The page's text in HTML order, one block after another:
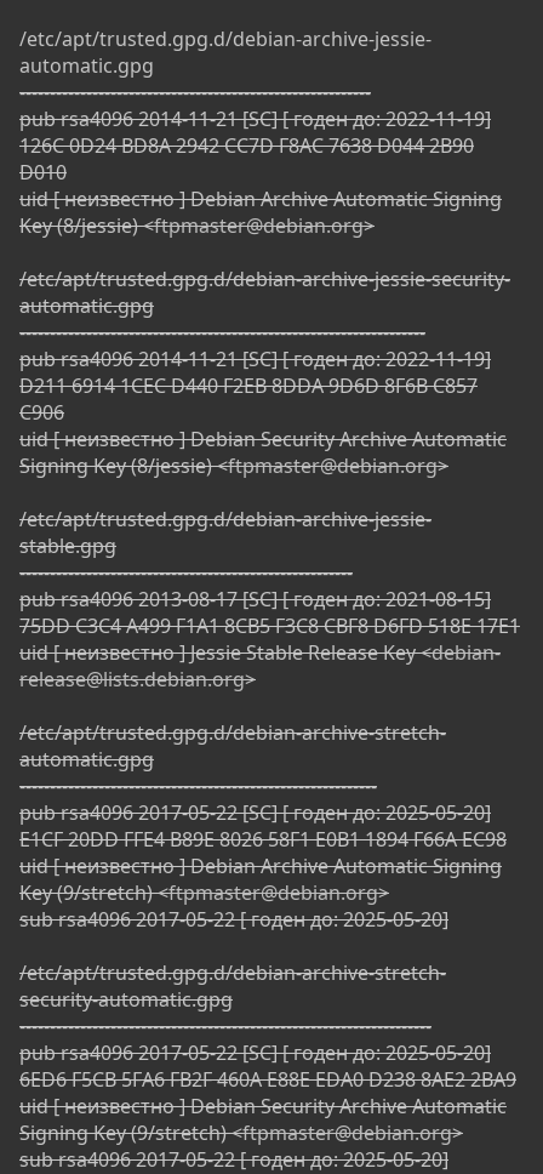
/etc/apt/trusted.gpg.d/debian-archive-jessie-
automatic.gpg
----------------------------------------------------------
pub rsa4096 2014-11-21 [SC] [ годен до: 2022-11-19]
126C 0D24 BD8A 2942 CC7D F8AC 7638 D044 2B90
D010
uid [ неизвестно ] Debian Archive Automatic Signing
Key (8/jessie) <ftpmaster@debian.org>
/etc/apt/trusted.gpg.d/debian-archive-jessie-security-
automatic.gpg
-------------------------------------------------------------------
pub rsa4096 2014-11-21 [SC] [ годен до: 2022-11-19]
D211 6914 1CEC D440 F2EB 8DDA 9D6D 8F6B C857
C906
uid [ неизвестно ] Debian Security Archive Automatic
Signing Key (8/jessie) <ftpmaster@debian.org>
/etc/apt/trusted.gpg.d/debian-archive-jessie-
stable.gpg
-------------------------------------------------------
pub rsa4096 2013-08-17 [SC] [ годен до: 2021-08-15]
75DD C3C4 A499 F1A1 8CB5 F3C8 CBF8 D6FD 518E 17E1
uid [ неизвестно ] Jessie Stable Release Key <debian-
release@lists.debian.org>
/etc/apt/trusted.gpg.d/debian-archive-stretch-
automatic.gpg
-----------------------------------------------------------
pub rsa4096 2017-05-22 [SC] [ годен до: 2025-05-20]
E1CF 20DD FFE4 B89E 8026 58F1 E0B1 1894 F66A EC98
uid [ неизвестно ] Debian Archive Automatic Signing
Key (9/stretch) <ftpmaster@debian.org>
sub rsa4096 2017-05-22 [ годен до: 2025-05-20]
/etc/apt/trusted.gpg.d/debian-archive-stretch-
security-automatic.gpg
--------------------------------------------------------------------
pub rsa4096 2017-05-22 [SC] [ годен до: 2025-05-20]
6ED6 F5CB 5FA6 FB2F 460A E88E EDA0 D238 8AE2 2BA9
uid [ неизвестно ] Debian Security Archive Automatic
Signing Key (9/stretch) <ftpmaster@debian.org>
sub rsa4096 2017-05-22 [ годен до: 2025-05-20]